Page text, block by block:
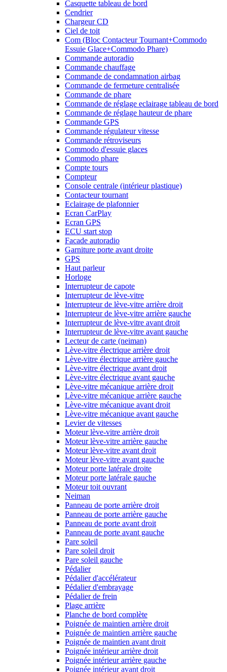
Casquette tableau de bord
Cendrier
Chargeur CD
Ciel de toit
Com (Bloc Contacteur Tournant+Commodo
Essuie Glace+Commodo Phare)
Commande autoradio
Commande chauffage
Commande de condamnation airbag
Commande de fermeture centralisée
Commande de phare
Commande de réglage eclairage tableau de bord
Commande de réglage hauteur de phare
Commande GPS
Commande régulateur vitesse
Commande rétroviseurs
Commodo d'essuie glaces
Commodo phare
Compte tours
Compteur
Console centrale (intérieur plastique)
Contacteur tournant
Eclairage de plafonnier
Ecran CarPlay
Ecran GPS
ECU start stop
Facade autoradio
Garniture porte avant droite
GPS
Haut parleur
Horloge
Interrupteur de capote
Interrupteur de lève-vitre
Interrupteur de lève-vitre arrière droit
Interrupteur de lève-vitre arrière gauche
Interrupteur de lève-vitre avant droit
Interrupteur de lève-vitre avant gauche
Lecteur de carte (neiman)
Lève-vitre électrique arrière droit
Lève-vitre électrique arrière gauche
Lève-vitre électrique avant droit
Lève-vitre électrique avant gauche
Lève-vitre mécanique arrière droit
Lève-vitre mécanique arrière gauche
Lève-vitre mécanique avant droit
Lève-vitre mécanique avant gauche
Levier de vitesses
Moteur lève-vitre arrière droit
Moteur lève-vitre arrière gauche
Moteur lève-vitre avant droit
Moteur lève-vitre avant gauche
Moteur porte latérale droite
Moteur porte latérale gauche
Moteur toit ouvrant
Neiman
Panneau de porte arrière droit
Panneau de porte arrière gauche
Panneau de porte avant droit
Panneau de porte avant gauche
Pare soleil
Pare soleil droit
Pare soleil gauche
Pédalier
Pédalier d'accélérateur
Pédalier d'embrayage
Pédalier de frein
Plage arrière
Planche de bord complète
Poignée de maintien arrière droit
Poignée de maintien arrière gauche
Poignée de maintien avant droit
Poignée intérieur arrière droit
Poignée intérieur arrière gauche
Poignée intérieur avant droit